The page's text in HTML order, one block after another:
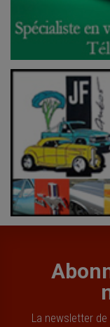
La newsletter